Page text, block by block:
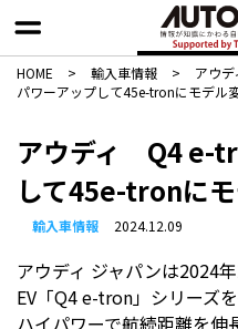
HOME > 輸入車情報 > アウデ
パワーアップして45e-tronにモデル
アウディ Q4 e-
して45e-tronに
輸入車情報 2024.12.09
アウディ ジャパンは2024
EV「Q4 e-tron」シリーズ
ハイパワーで航続距離を